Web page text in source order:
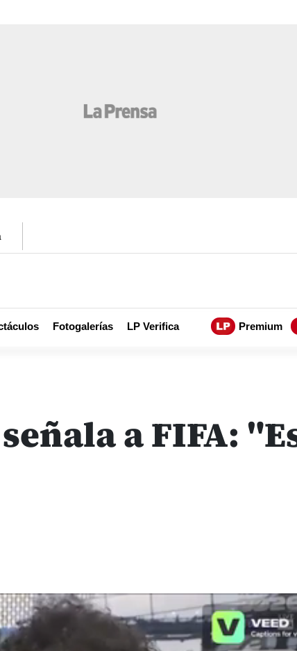
Fotogalerías LP Verifica Premium
a FIFA: